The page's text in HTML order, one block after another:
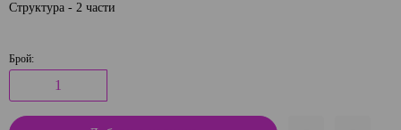
Структура - 2 части
Брой: